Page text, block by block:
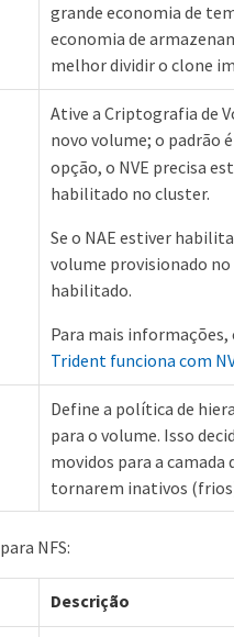
grande economia de
economia de
melhor dividir o clone
Ative a Criptografia de
novo volume; o padrão é
opção, o NVE precisa
habilitado no cluster.
Se o NAE estiver
volume provisionado
habilitado.
Para mais informações,
Trident funciona com
Define a política de
para o volume. Isso
movidos para a camada
tornarem inativos
para NFS:
Descrição